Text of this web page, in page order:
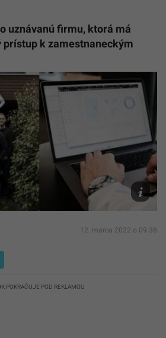
uznávanú firmu, ktorá má
prístup k zamestnaneckým
12. marca 2022 o 09:38
POKRAČUJE POD REKLAMOU